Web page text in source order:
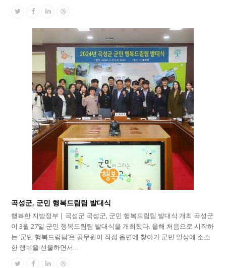
TwitterFacebook
LinkedinDribbble
곡성군, 군민 행복드림팀 발대식
행복한 지방정부 | 곡성군 곡성군, 군민 행복드림팀 발대식 개최 곡성군
이 3월 27일 군민 행복드림팀 발대식을 개최했다. 올해 처음으로 시작하
는 ‘군민 행복드림팀’은 공무원이 직접 읍면에 찾아가 군민 일상에 소소
한 행복을 선물하면서…
TwitterFacebook
LinkedinDribbble